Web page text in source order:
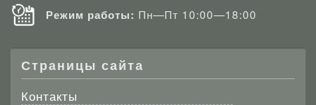
Режим работы: Пн—Пт 10:00—18:00
Страницы сайта
Контакты